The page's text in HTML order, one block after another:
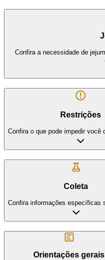
Confira a necessidade de
Restrições
Confira o que pode impedir você
Coleta
Confira informações específicas
Orientações gerais